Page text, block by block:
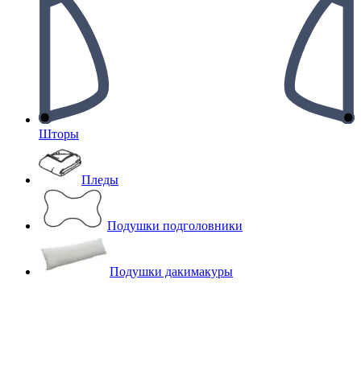
Шторы
Пледы
Подушки подголовники
Подушки дакимакуры